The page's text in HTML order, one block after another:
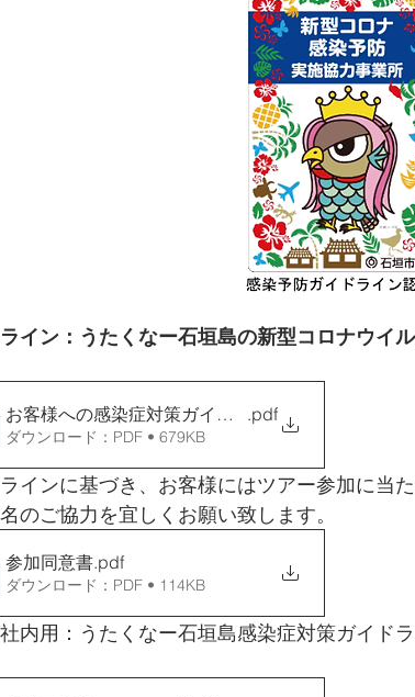
イン：うたくなー石垣島の新型コロナウイ
お客様への感染症対策ガイドライン
.pdf
ダウンロード：PDF • 679KB
インに基づき、お客様にはツアー参加に当
のご協力を宜しくお願い致します。
参加同意書.pdf
ダウンロード：PDF • 114KB
内用：うたくなー石垣島感染症対策ガイド